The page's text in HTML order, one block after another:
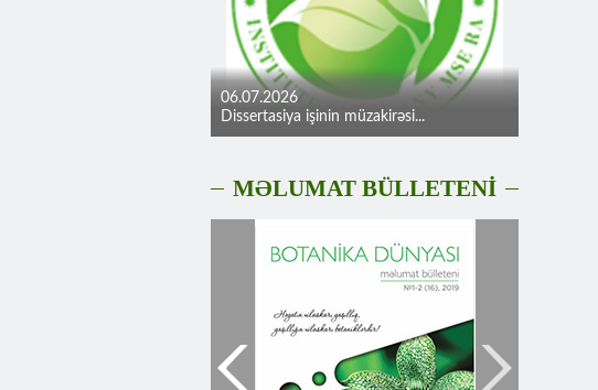
06.07.2026
Dissertasiya işinin müzakirəsi...
MƏLUMAT BÜLLETENİ